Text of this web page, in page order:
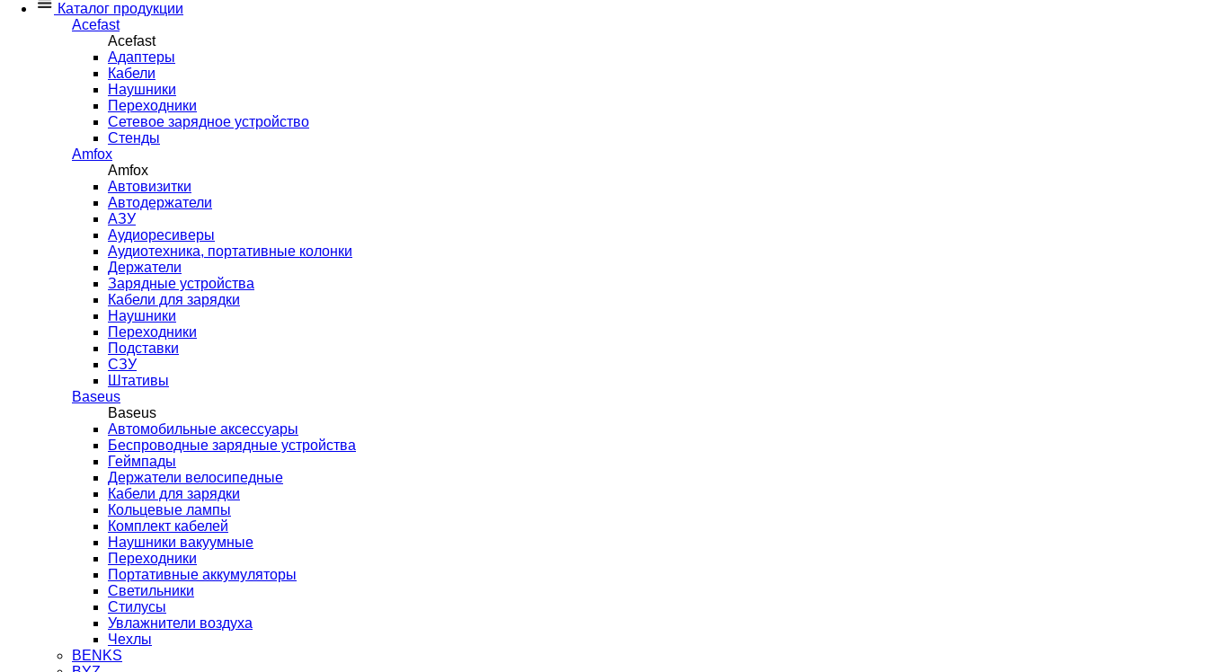
Каталог продукции
Acefast
Acefast
Адаптеры
Кабели
Наушники
Переходники
Сетевое зарядное устройство
Стенды
Amfox
Amfox
Автовизитки
Автодержатели
АЗУ
Аудиоресиверы
Аудиотехника, портативные колонки
Держатели
Зарядные устройства
Кабели для зарядки
Наушники
Переходники
Подставки
СЗУ
Штативы
Baseus
Baseus
Автомобильные аксессуары
Беспроводные зарядные устройства
Геймпады
Держатели велосипедные
Кабели для зарядки
Кольцевые лампы
Комплект кабелей
Наушники вакуумные
Переходники
Портативные аккумуляторы
Светильники
Стилусы
Увлажнители воздуха
Чехлы
BENKS